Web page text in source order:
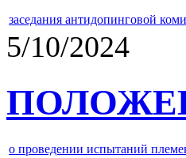
заседания антидопинговой
5/10/2024
о проведении испытаний